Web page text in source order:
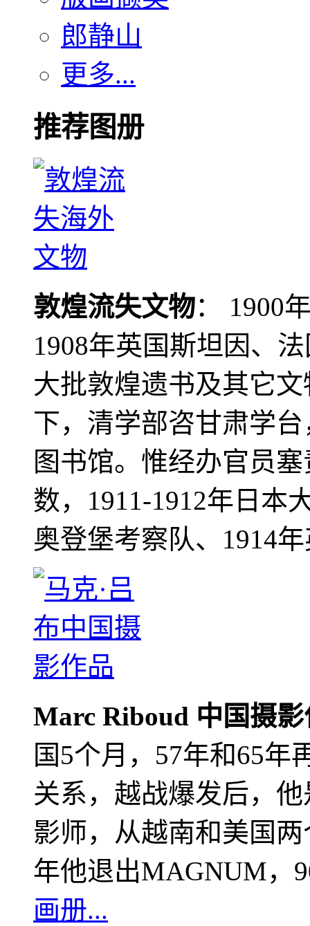
郎静山
更多...
推荐图册
敦煌流失文物： 1900
1908年英国斯坦因、
大批敦煌遗书及其它
下，清学部咨甘肃学
图书馆。惟经办官员
数，1911-1912年日本
奥登堡考察队、1914
Marc Riboud 中国摄
国5个月，57年和65年
关系，越战爆发后，
影师，从越南和美国
年他退出MAGNUM，
画册...